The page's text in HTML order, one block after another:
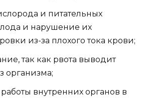
и питательных
и нарушение их
из-за плохого тока крови;
так как рвота выводит
организма;
внутренних органов в